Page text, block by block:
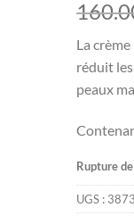
La
réduit
peaux
Rupture
UGS : 3873